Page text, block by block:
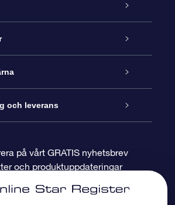
och leverans
på vårt GRATIS nyhetsbrev
och produktuppdateringar